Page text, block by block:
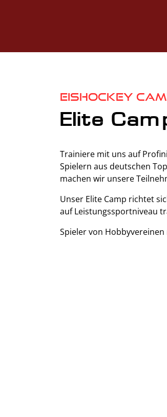
Eishockey
Elite
Trainiere mit uns auf
Spielern aus deutschen
machen wir unsere
Unser Elite Camp richtet
auf Leistungssportniveau
Spieler von